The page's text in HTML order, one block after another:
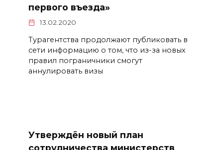
первого въезда»
13.02.2020
Турагентства продолжают публиковать в
сети информацию о том, что из-за новых
правил пограничники смогут
аннулировать визы
Утверждён новый план
сотрудничества министерств